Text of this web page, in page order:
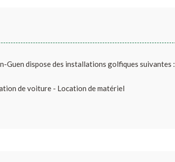
Guen dispose des installations golfiques suivantes :
de voiture - Location de matériel